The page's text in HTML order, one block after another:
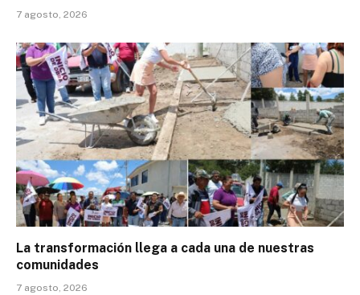
7 agosto, 2026
La transformación llega a cada una de nuestras
comunidades
7 agosto, 2026